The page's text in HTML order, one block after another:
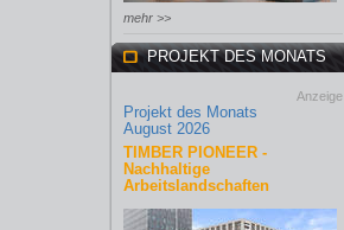
mehr >>
PROJEKT DES MONATS
Anzeige
Projekt des Monats
August 2026
TIMBER PIONEER -
Nachhaltige
Arbeitslandschaften